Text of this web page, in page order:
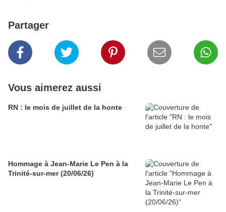
Partager
Vous aimerez aussi
RN : le mois de juillet de la honte
Hommage à Jean-Marie Le Pen à la
Trinité-sur-mer (20/06/26)